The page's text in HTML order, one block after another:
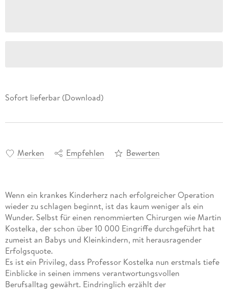
Sofort lieferbar (Download)
Merken Empfehlen Bewerten
Wenn ein krankes Kinderherz nach erfolgreicher Operation
wieder zu schlagen beginnt, ist das kaum weniger als ein
Wunder. Selbst für einen renommierten Chirurgen wie Martin
Kostelka, der schon über 10 000 Eingriffe durchgeführt hat
zumeist an Babys und Kleinkindern, mit herausragender
Erfolgsquote.
Es ist ein Privileg, dass Professor Kostelka nun erstmals tiefe
Einblicke in seinen immens verantwortungsvollen
Berufsalltag gewährt. Eindringlich erzählt der